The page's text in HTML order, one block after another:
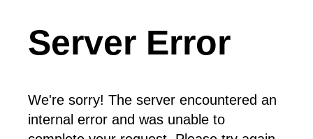
Server Error
We're sorry! The server encountered an
internal error and was unable to
Entrepreneurial Finance, Innovation and
Development: A Research Companion
Nguyen